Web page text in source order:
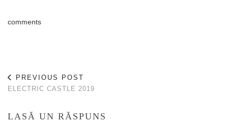
comments
PREVIOUS POST
ELECTRIC CASTLE 2019
LASĂ UN RĂSPUNS